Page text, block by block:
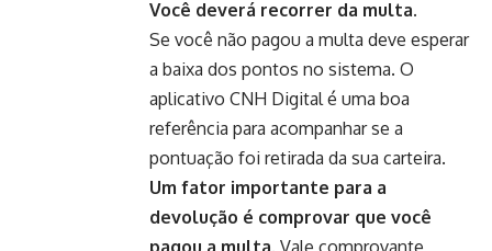
Você deverá recorrer da multa.
Se você não pagou a multa deve esperar
a baixa dos pontos no sistema. O
aplicativo CNH Digital é uma boa
referência para acompanhar se a
pontuação foi retirada da sua carteira.
Um fator importante para a
devolução é comprovar que você
pagou a multa. Vale comprovante